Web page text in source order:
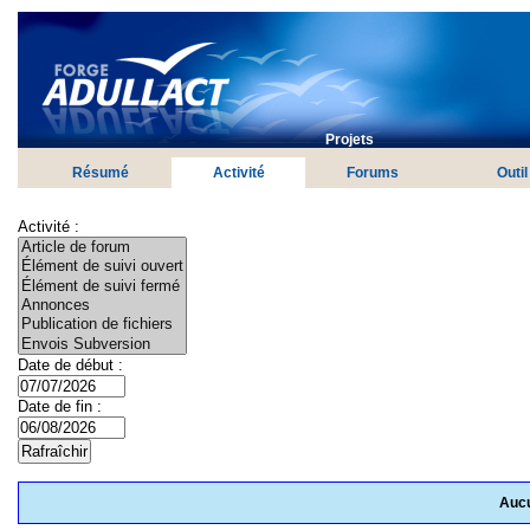
Projets
Résumé Activité Forums
Activité :
Date de début :
Date de fin :